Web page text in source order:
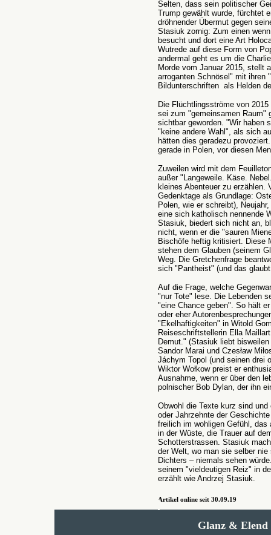
Selten, dass sein politischer
Trump gewählt wurde, fürchtet
dröhnender Übermut gegen
Stasiuk zornig: Zum einen
besucht und dort eine Art
Wutrede auf diese Form von
andermal geht es um die
Morde vom Januar 2015, stellt
arroganten Schnösel" mit ihren
Bildunterschriften als Helden
Die Flüchtlingsströme von
sei zum "gemeinsamen Raum"
sichtbar geworden. "Wir haben
"keine andere Wahl", als sich
hätten dies geradezu
gerade in Polen, vor diesen
Zuweilen wird mit dem
außer "Langeweile. Käse.
kleines Abenteuer zu erzählen.
Gedenktage als Grundlage:
Polen, wie er schreibt),
eine sich katholisch nennende
Stasiuk, biedert sich nicht an,
nicht, wenn er die "sauren
Bischöfe heftig kritisiert. Diese
stehen dem Glauben (seinem
Weg. Die Gretchenfrage
sich "Pantheist" (und das
Auf die Frage, welche
"nur Tote" lese. Die Lebenden
"eine Chance geben". So hält
oder eher
"Ekelhaftigkeiten" in Witold
Reiseschriftstellerin Ella
Demut." (Stasiuk liebt
Sandor Marai und Czesław
Jáchym Topol (und seinen drei
Wiktor Wołkow preist er
Ausnahme, wenn er über den
polnischer Bob Dylan, der ihn
Obwohl die Texte kurz sind
oder Jahrzehnte der
freilich im wohligen Gefühl,
in der Wüste, die Trauer auf
Schotterstrassen. Stasiuk
der Welt, wo man sie selber
Dichters – niemals sehen
seinem "vieldeutigen Reiz" in
erzählt wie Andrzej Stasiuk.
Artikel online seit 30.09.19
Glanz & Elend